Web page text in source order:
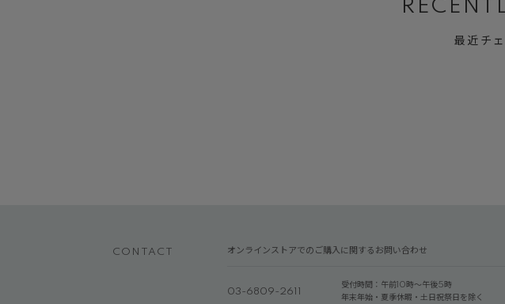
最近チ
CONTACT オンラインストアでのご購入に関するお問い合わせ
03-6809-2611
受付時間：午前10時～午後5時
年末年始・夏季休暇・土日祝祭日を除く